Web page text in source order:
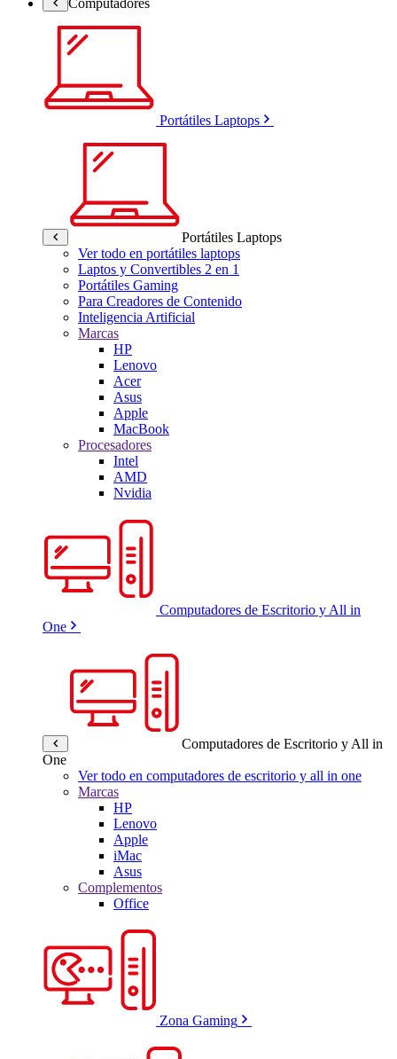
Portátiles Laptops
Portátiles Laptops
Ver todo en portátiles laptops
Laptos y Convertibles 2 en 1
Portátiles Gaming
Para Creadores de Contenido
Inteligencia Artificial
Marcas
HP
Lenovo
Acer
Asus
Apple
MacBook
Procesadores
Intel
AMD
Nvidia
Computadores de Escritorio y All in
One
Computadores de Escritorio y All in
One
Ver todo en computadores de escritorio y all in one
Marcas
HP
Lenovo
Apple
iMac
Asus
Complementos
Office
Zona Gaming